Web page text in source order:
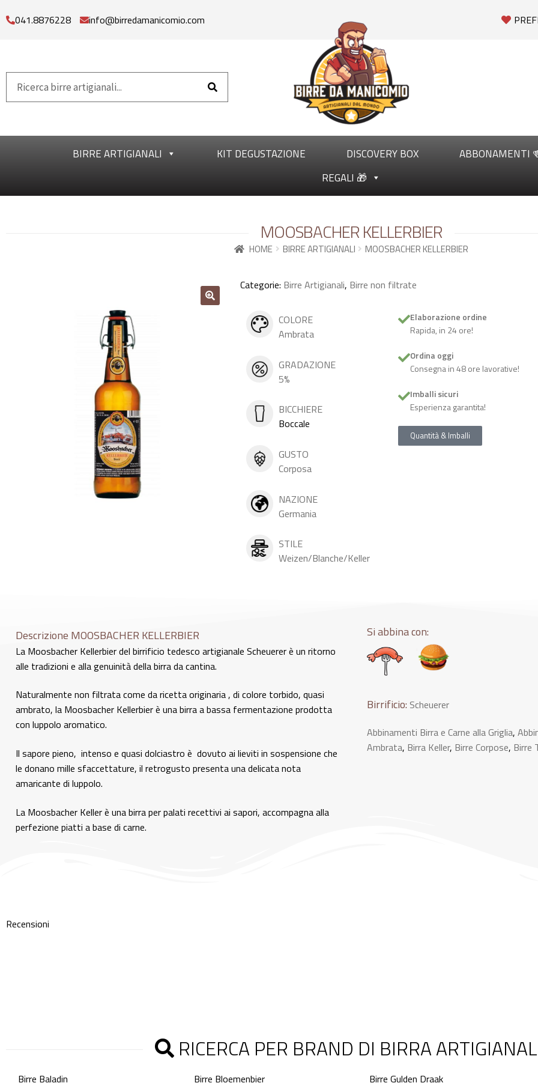
041.8876228 info@birredamanicomio.com
BIRRE ARTIGIANALI KIT DEGUSTAZIONE DISCOVERY BOX
ABBONAMENTI
REGALI 🎁
MOOSBACHER KELLERBIER
HOME BIRRE ARTIGIANALI MOOSBACHER KELLERBIER
Categorie: Birre Artigianali, Birre non filtrate
COLORE
Ambrata
GRADAZIONE
5%
BICCHIERE
Boccale
GUSTO
Corposa
NAZIONE
Germania
STILE
Weizen/Blanche/Keller
Elaborazione ordine
Rapida, in 24 ore!
Ordina oggi
Consegna in 48 ore lavorative!
Imballi sicuri
Esperienza garantita!
Quantità & Imballi
Descrizione MOOSBACHER KELLERBIER
La Moosbacher Kellerbier del birrificio tedesco artigianale Scheuerer è un ritorno
alle tradizioni e alla genuinità della birra da cantina.
Naturalmente non filtrata come da ricetta originaria , di colore torbido, quasi
ambrato, la Moosbacher Kellerbier è una birra a bassa fermentazione prodotta
con luppolo aromatico.
Il sapore pieno, intenso e quasi dolciastro è dovuto ai lieviti in sospensione che
le donano mille sfaccettature, il retrogusto presenta una delicata nota
amaricante di luppolo.
La Moosbacher Keller è una birra per palati recettivi ai sapori, accompagna alla
perfezione piatti a base di carne.
Si abbina con:
Birrificio: Scheuerer
Abbinamenti Birra e Carne alla Griglia,
Ambrata, Birra Keller, Birre Corpose, Birre
Recensioni
RICERCA PER BRAND DI BIRRA
Birre Baladin
Birre Bloemenbier
Birre Gulden Draak